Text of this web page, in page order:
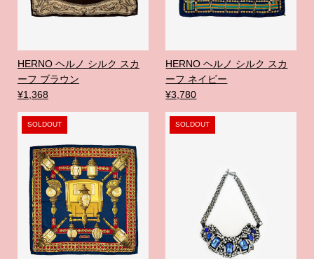
HERNO ヘルノ シルク スカ
ーフ ブラウン
¥1,368
HERNO ヘルノ シルク スカ
ーフ ネイビー
¥3,780
SOLDOUT SOLDOUT